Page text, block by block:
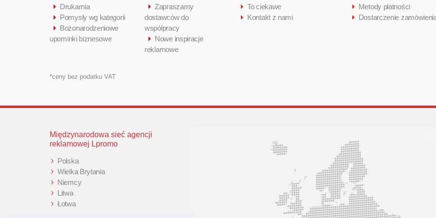
Drukarnia
Pomysły wg kategorii
Bożonarodzeniowe
upominki biznesowe
*ceny bez podatku VAT
Zapraszamy
dostawców do
współpracy
Nowe inspiracje
reklamowe
To ciekawe
Kontakt z nami
Metody płatności
Dostarczenie
Międzynarodowa sieć agencji
reklamowej Lpromo
Polska
Wielka Brytania
Niemcy
Litwa
Łotwa